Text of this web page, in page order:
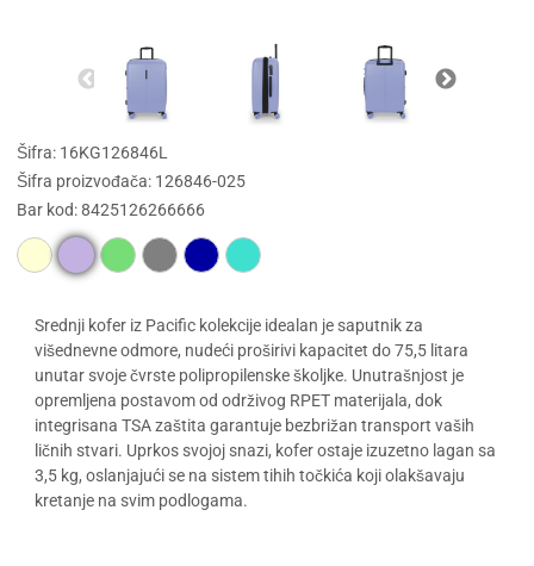
Šifra: 16KG126846L
Šifra proizvođača: 126846-025
Bar kod: 8425126266666
Srednji kofer iz Pacific kolekcije idealan je saputnik za
višednevne odmore, nudeći proširivi kapacitet do 75,5 litara
unutar svoje čvrste polipropilenske školjke. Unutrašnjost je
opremljena postavom od održivog RPET materijala, dok
integrisana TSA zaštita garantuje bezbrižan transport vaših
ličnih stvari. Uprkos svojoj snazi, kofer ostaje izuzetno lagan sa
3,5 kg, oslanjajući se na sistem tihih točkića koji olakšavaju
kretanje na svim podlogama.